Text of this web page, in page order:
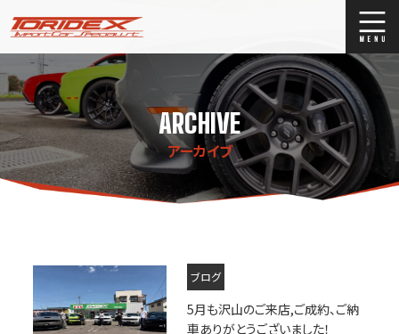
ブログ
Stock list
ストックリスト
買取
ARCHIVE
アーカイブ
ブログ
5月も沢山のご来店,ご成約、ご納
車ありがとうございました！